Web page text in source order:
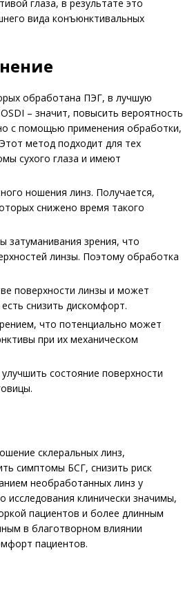
глаза, в результате это
вида конъюнктивальных
обработана ПЭГ, в лучшую
– значит, повысить вероятность
с помощью применения обработки,
метод подходит для тех
сухого глаза и имеют
ношения линз. Получается,
снижено время такого
затуманивания зрения, что
линзы. Поэтому обработка
поверхности линзы и может
снизить дискомфорт.
что потенциально может
при их механическом
состояние поверхности
склеральных линз,
симптомы БСГ, снизить риск
необработанных линз у
исследования клинически значимы,
пациентов и более длинным
в благотворном влиянии
пациентов.